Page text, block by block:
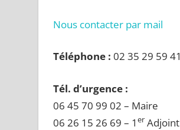
Nous contacter par mail
Téléphone : 02 35 29 59 41
Tél. d’urgence :
06 45 70 99 02 – Maire
06 26 15 26 69 – 1er Adjoint